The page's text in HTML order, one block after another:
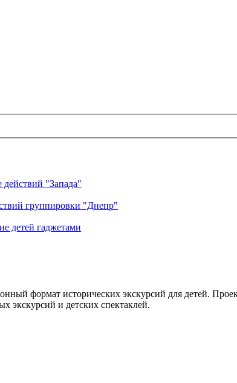
действий "Запада"
группировки "Днепр"
детей гаджетами
формат исторических экскурсий для детей.
экскурсий и детских спектаклей.